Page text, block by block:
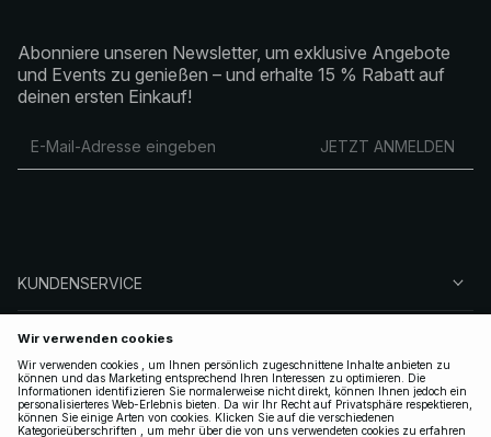
Abonniere unseren Newsletter, um exklusive Angebote
und Events zu genießen – und erhalte 15 % Rabatt auf
deinen ersten Einkauf!
JETZT ANMELDEN
KUNDENSERVICE
ÜBER NA-KD
FOLGEN SIE UNS